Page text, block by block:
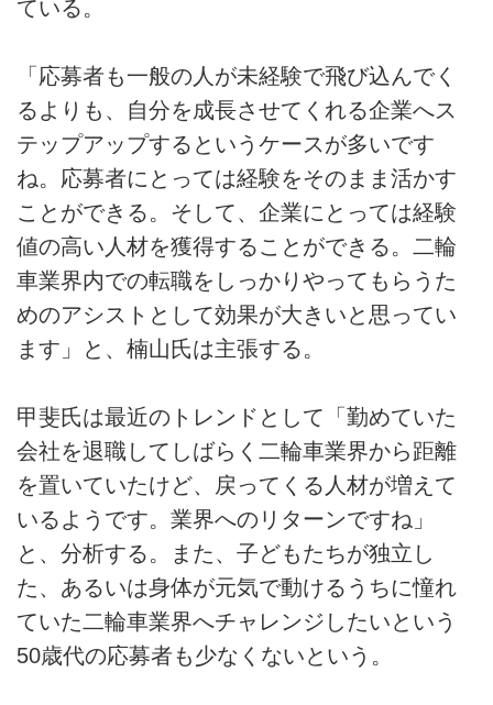
ている。
「応募者も一般の人が未経験で飛び込んでく
るよりも、自分を成長させてくれる企業へス
テップアップするというケースが多いです
ね。応募者にとっては経験をそのまま活かす
ことができる。そして、企業にとっては経験
値の高い人材を獲得することができる。二輪
車業界内での転職をしっかりやってもらうた
めのアシストとして効果が大きいと思ってい
ます」と、楠山氏は主張する。
甲斐氏は最近のトレンドとして「勤めていた
会社を退職してしばらく二輪車業界から距離
を置いていたけど、戻ってくる人材が増えて
いるようです。業界へのリターンですね」
と、分析する。また、子どもたちが独立し
た、あるいは身体が元気で動けるうちに憧れ
ていた二輪車業界へチャレンジしたいという
50歳代の応募者も少なくないという。